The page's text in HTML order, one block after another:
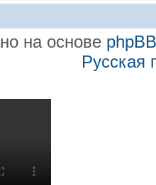
на основе phpBB
Русская